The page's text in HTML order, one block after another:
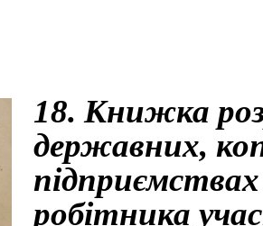
18. Книжка
державних,
робітника